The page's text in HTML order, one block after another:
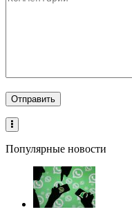
Популярные новости